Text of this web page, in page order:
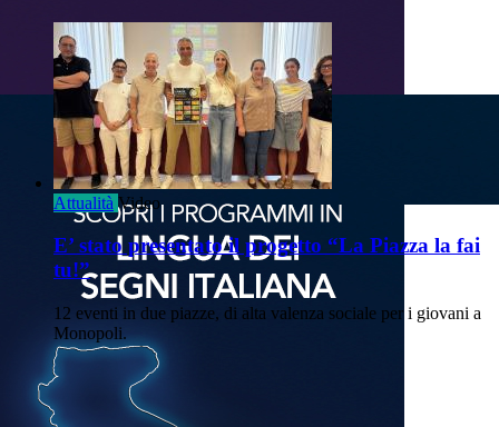
Attualità Video
E’ stato presentato il progetto “La Piazza la fai
tu!”
12 eventi in due piazze, di alta valenza sociale per i giovani a
Monopoli.